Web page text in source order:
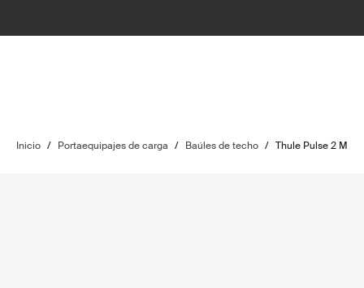
Inicio / Portaequipajes de carga / Baúles de techo / Thule Pulse 2 M